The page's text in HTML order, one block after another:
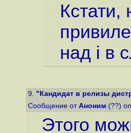
над i в
9. "Кандидат в релизы
Сообщение от Аноним (??)
Этого